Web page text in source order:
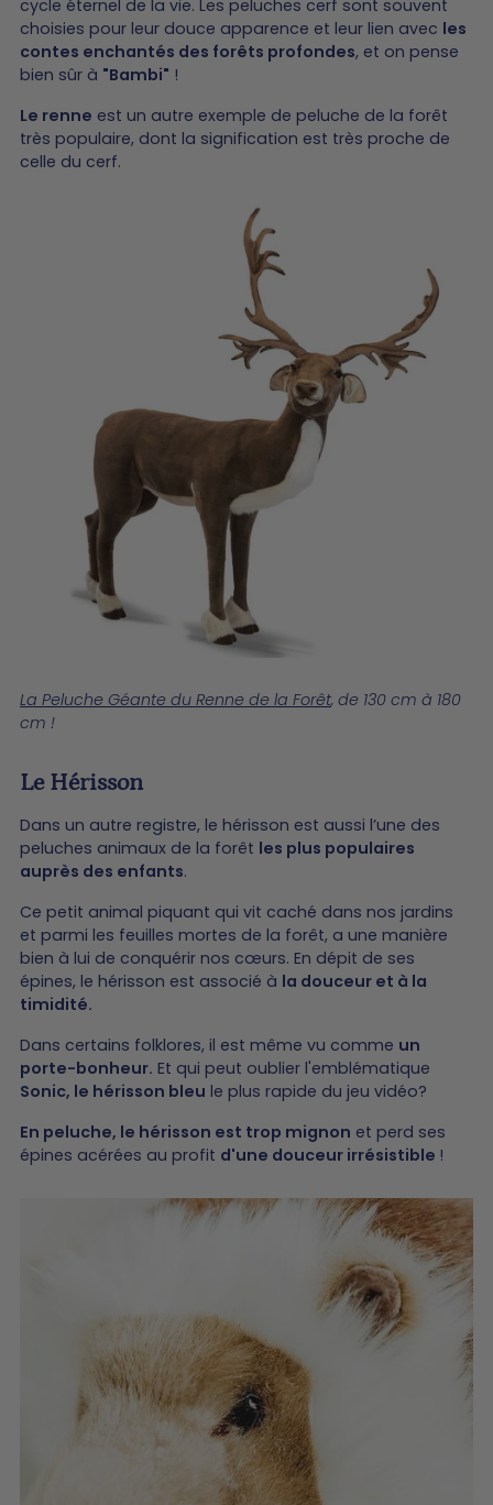
cycle éternel de la vie. Les peluches cerf sont souvent
choisies pour leur douce apparence et leur lien avec les
contes enchantés des forêts profondes, et on pense
bien sûr à "Bambi" !
Le renne est un autre exemple de peluche de la forêt
très populaire, dont la signification est très proche de
celle du cerf.
La Peluche Géante du Renne de la Forêt, de 130 cm à 180
cm !
Le Hérisson
Dans un autre registre, le hérisson est aussi l’une des
peluches animaux de la forêt les plus populaires
auprès des enfants.
Ce petit animal piquant qui vit caché dans nos jardins
et parmi les feuilles mortes de la forêt, a une manière
bien à lui de conquérir nos cœurs. En dépit de ses
épines, le hérisson est associé à la douceur et à la
timidité.
Dans certains folklores, il est même vu comme un
porte-bonheur. Et qui peut oublier l'emblématique
Sonic, le hérisson bleu le plus rapide du jeu vidéo?
En peluche, le hérisson est trop mignon et perd ses
épines acérées au profit d'une douceur irrésistible !